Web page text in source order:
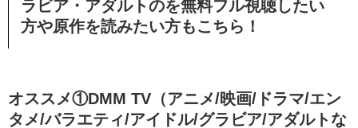
ラビア・アダルトのを無料フル視聴したい
方や原作を読みたい方もこちら！
オススメ①DMM TV（アニメ/映画/ドラマ/エン
タメ/バラエティ/アイドル/グラビア/アダルトな